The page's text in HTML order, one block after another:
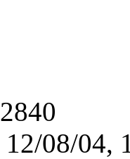
2840
12/08/04,